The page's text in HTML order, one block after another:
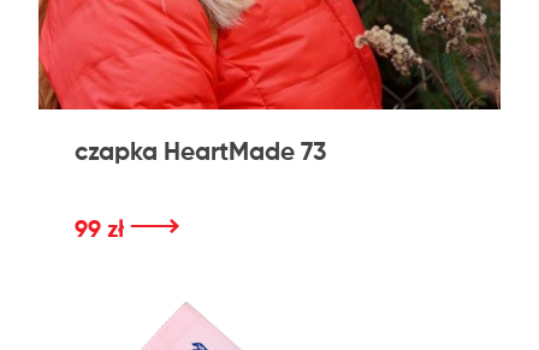
czapka HeartMade 73
99 zł ⟶